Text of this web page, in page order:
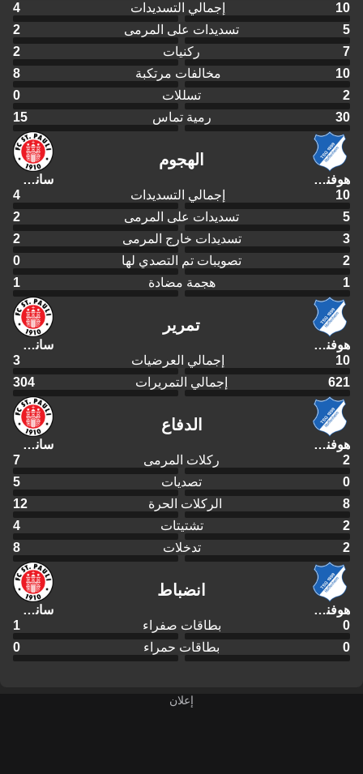
10
إجمالي التسديدات
4
5
تسديدات على المرمى
2
7
ركنيات
2
10
مخالفات مرتكبة
8
2
تسللات
0
30
رمية تماس 15
هوفنهايم
الهجوم
سانت باولي
10
إجمالي التسديدات
4
5
تسديدات على المرمى
2
3
تسديدات خارج المرمى
2
2
تصويبات تم التصدي لها
0
1
هجمة مضادة 1
هوفنهايم
تمرير
سانت باولي
10
إجمالي العرضيات
3
621
إجمالي التمريرات 304
هوفنهايم
الدفاع
سانت باولي
2
ركلات المرمى
7
0
تصديات
5
8
الركلات الحرة
12
2
تشتيتات
4
2
تدخلات 8
هوفنهايم
انضباط
سانت باولي
0
بطاقات صفراء
1
0
بطاقات حمراء 0
إعلان